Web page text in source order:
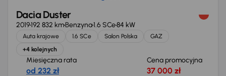
Dacia Duster
2019192 832 kmBenzyna1.6 SCe84 kW
Auta krajowe 1.6 SCe Salon Polska
GAZ
+4 kolejnych
Miesięczna rata
od 232 zł
Cena promocyjna
37 000 zł